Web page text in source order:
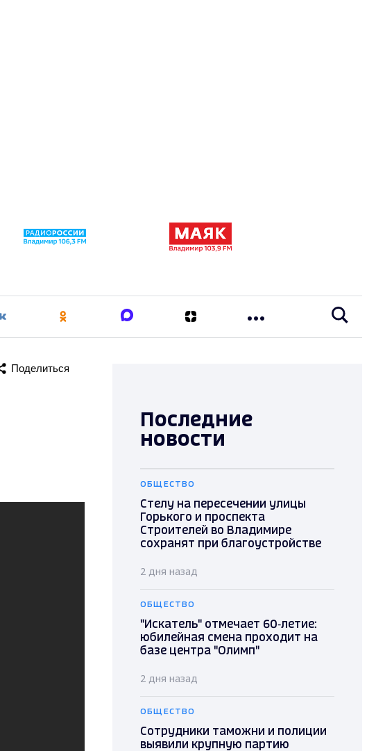
Поделиться
Последние
новости
ОБЩЕСТВО
Стелу на пересечении улицы
Горького и проспекта
Строителей во Владимире
сохранят при благоустройстве
2 дня назад
ОБЩЕСТВО
"Искатель" отмечает 60‑летие:
юбилейная смена проходит на
базе центра "Олимп"
2 дня назад
ОБЩЕСТВО
Сотрудники таможни и полиции
выявили крупную партию